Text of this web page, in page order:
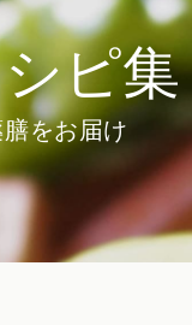
ピ集
をお届け